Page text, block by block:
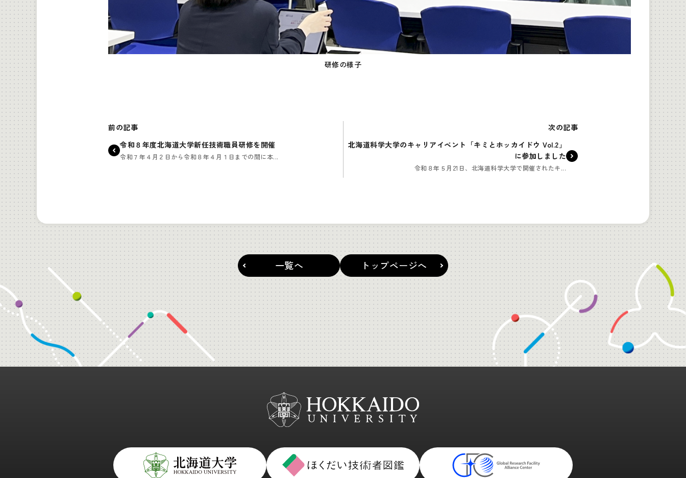
研修の様子
前の記事
令和８年度北海道大学新任技術職員研修を開催
令和７年４月２日から令和８年４月１日までの間に本...
次の記事
北海道科学大学のキャリアイベント「キミとホッカイドウ Vol.2」
に参加しました
令和８年５月21日、北海道科学大学で開催されたキ...
一覧へ トップページへ